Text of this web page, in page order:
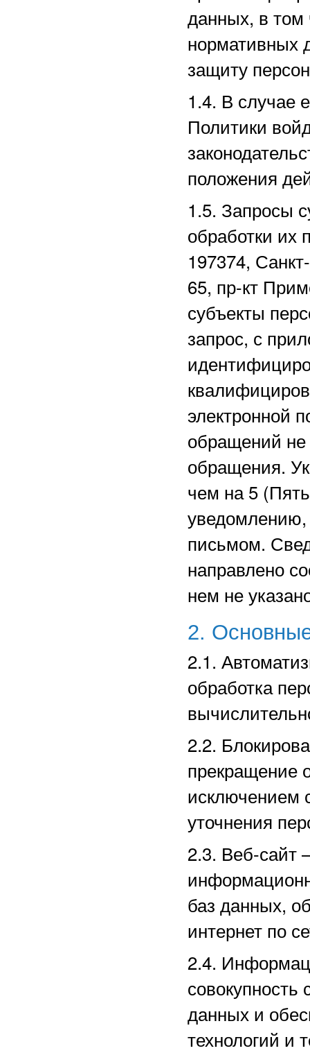
данных, в том
нормативных
защиту
1.4. В случае
Политики
положения
1.5. Запросы
обработки их
197374,
65, пр-кт
субъекты
запрос, с
электронной
обращений
обращения.
чем на 5
уведомлению,
письмом.
направлено
нем не
2.
2.1.
обработка
2.2.
прекращение
исключением
уточнения
2.3. Веб-сайт
баз данных,
интернет по
2.4.
данных и
технологий и